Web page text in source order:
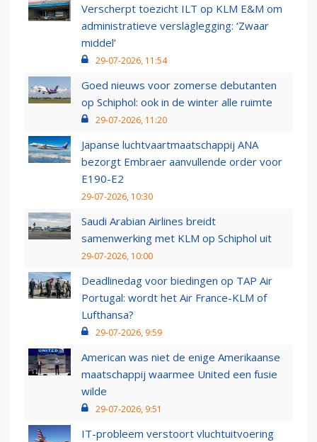
Verscherpt toezicht ILT op KLM E&M om
administratieve verslaglegging: ‘Zwaar
middel’
29-07-2026, 11:54
Goed nieuws voor zomerse debutanten
op Schiphol: ook in de winter alle ruimte
29-07-2026, 11:20
Japanse luchtvaartmaatschappij ANA
bezorgt Embraer aanvullende order voor
E190-E2
29-07-2026, 10:30
Saudi Arabian Airlines breidt
samenwerking met KLM op Schiphol uit
29-07-2026, 10:00
Deadlinedag voor biedingen op TAP Air
Portugal: wordt het Air France-KLM of
Lufthansa?
29-07-2026, 9:59
American was niet de enige Amerikaanse
maatschappij waarmee United een fusie
wilde
29-07-2026, 9:51
IT-probleem verstoort vluchtuitvoering